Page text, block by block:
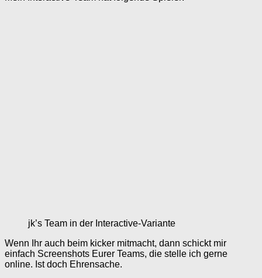
jk’s Team in der Interactive-Variante
Wenn Ihr auch beim kicker mitmacht, dann schickt mir
einfach Screenshots Eurer Teams, die stelle ich gerne
online. Ist doch Ehrensache.